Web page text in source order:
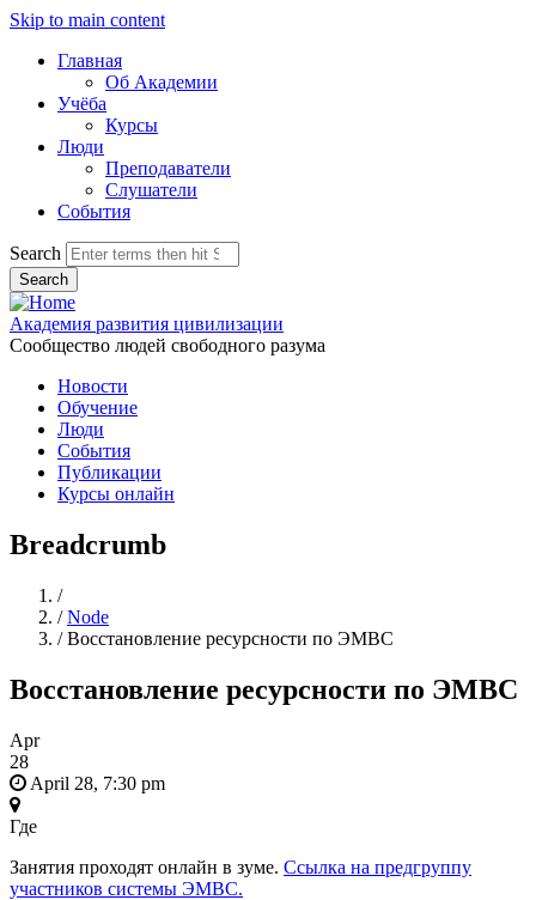
Skip to main content
Главная
Об Академии
Учёба
Курсы
Люди
Преподаватели
Слушатели
События
Search
Академия развития цивилизации
Сообщество людей свободного разума
Новости
Обучение
Люди
События
Публикации
Курсы онлайн
Breadcrumb
/Home
/ Node
/ Восстановление ресурсности по ЭМВС
Восстановление ресурсности по ЭМВС
Apr
28
April 28, 7:30 pm
Где
Занятия проходят онлайн в зуме. Ссылка на предгруппу
участников системы ЭМВС.